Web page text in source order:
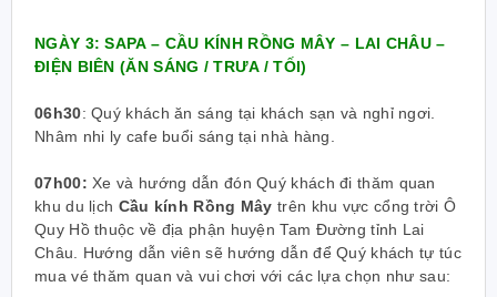
NGÀY 3: SAPA – CẦU KÍNH RỒNG MÂY – LAI CHÂU –
ĐIỆN BIÊN (ĂN SÁNG / TRƯA / TỐI)
06h30: Quý khách ăn sáng tại khách sạn và nghỉ ngơi.
Nhâm nhi ly cafe buổi sáng tại nhà hàng.
07h00: Xe và hướng dẫn đón Quý khách đi thăm quan
khu du lịch Cầu kính Rồng Mâytrên khu vực cổng trời Ô
Quy Hồ thuộc về địa phận huyện Tam Đường tỉnh Lai
Châu. Hướng dẫn viên sẽ hướng dẫn để Quý khách tự túc
mua vé thăm quan và vui chơi với các lựa chọn như sau: